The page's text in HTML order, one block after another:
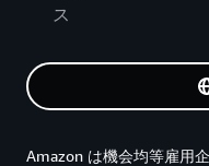
ス
Amazon は機会均等雇用